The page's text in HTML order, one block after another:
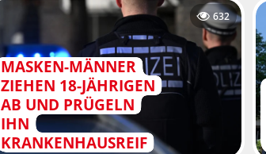
MASKEN-MÄNNER
ZIEHEN 18-JÄHRIGEN
AB UND PRÜGELN
IHN
KRANKENHAUSREIF
632